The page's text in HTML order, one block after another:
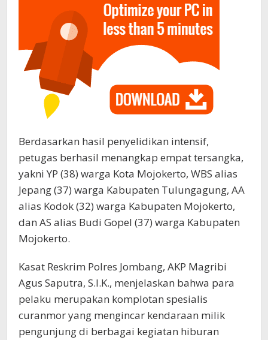
Berdasarkan hasil penyelidikan intensif,
petugas berhasil menangkap empat tersangka,
yakni YP (38) warga Kota Mojokerto, WBS alias
Jepang (37) warga Kabupaten Tulungagung, AA
alias Kodok (32) warga Kabupaten Mojokerto,
dan AS alias Budi Gopel (37) warga Kabupaten
Mojokerto.
Kasat Reskrim Polres Jombang, AKP Magribi
Agus Saputra, S.I.K., menjelaskan bahwa para
pelaku merupakan komplotan spesialis
curanmor yang mengincar kendaraan milik
pengunjung di berbagai kegiatan hiburan